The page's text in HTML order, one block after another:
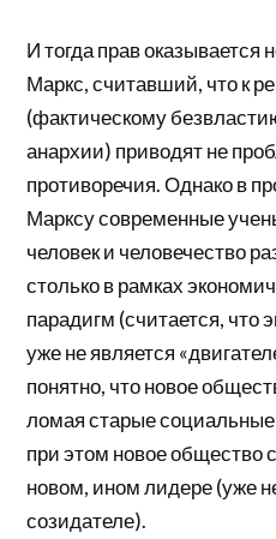
И тогда прав оказывается
Маркс, считавший, что к
(фактическому
анархии) приводят не
противоречия. Однако в
Марксу современные
человек и человечество
столько в рамках
парадигм (считается, что
уже не является
понятно, что новое
ломая старые
при этом новое общество
новом, ином лидере (уже
созидателе).